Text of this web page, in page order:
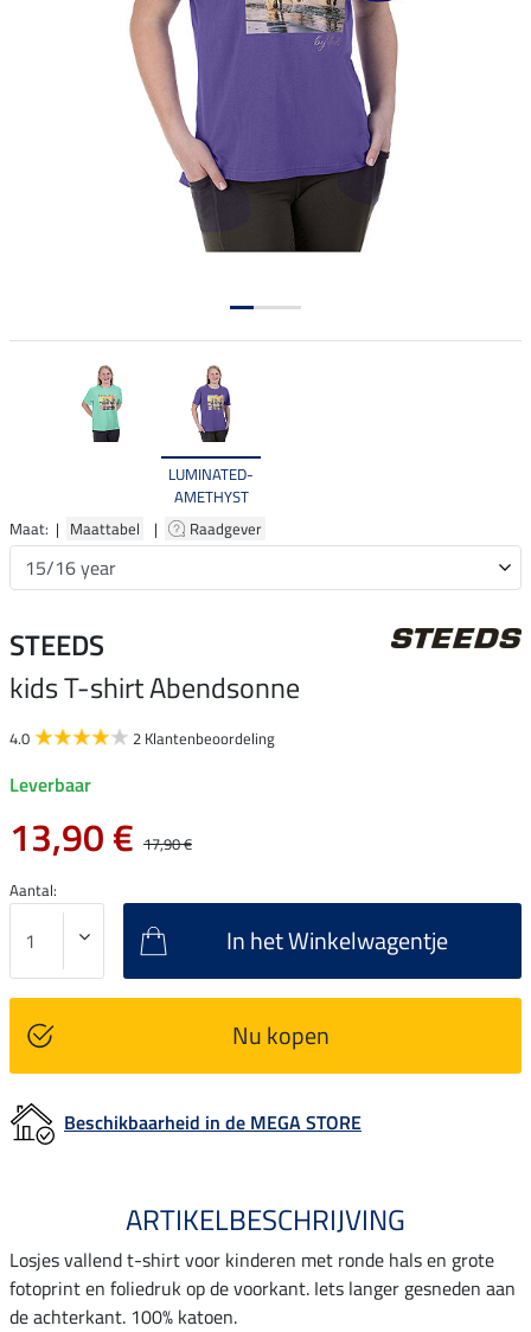
LUMINATED-
AMETHYST
Maat: | Maattabel | Raadgever
STEEDS
kids T-shirt Abendsonne
4.0 2 Klantenbeoordeling
Leverbaar
13,90 € 17,90 €
Aantal:
In het Winkelwagentje
Nu kopen
Beschikbaarheid in de MEGA STORE
ARTIKELBESCHRIJVING
Losjes vallend t-shirt voor kinderen met ronde hals en grote
fotoprint en foliedruk op de voorkant. Iets langer gesneden aan
de achterkant. 100% katoen.